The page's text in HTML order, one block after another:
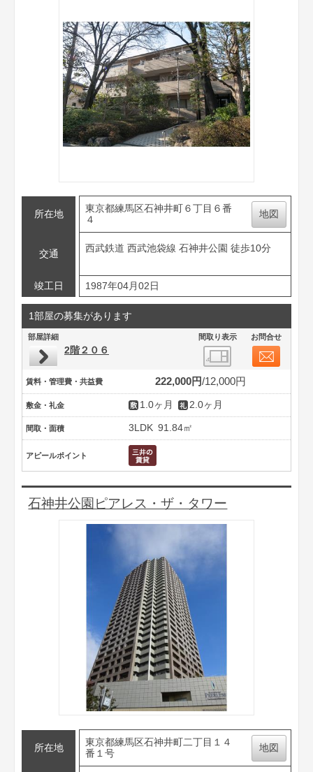
所在地
東京都練馬区石神井町６丁目６番
４
地図
交通
西武鉄道 西武池袋線 石神井公園 徒歩10分
竣工日 1987年04月02日
1部屋の募集があります
部屋詳細 間取り表示 お問合せ
2階２０６
賃料・管理費・共益費 222,000円 12,000円
敷金・礼金 1.0ヶ月 2.0ヶ月
間取・面積 3LDK 91.84㎡
アピールポイント
石神井公園ピアレス・ザ・タワー
所在地
東京都練馬区石神井町二丁目１４
番１号
地図